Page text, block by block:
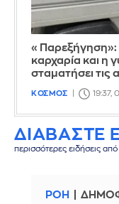
«Παρεξήγηση»:
καρχαρία και η
σταματήσει τις
ΚΟΣΜΟΣ 19:37,
ΔΙΑΒΑΣΤΕ
περισσότερες ειδήσεις
ΡΟΗ